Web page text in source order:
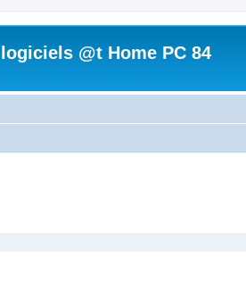
@t Home PC 84